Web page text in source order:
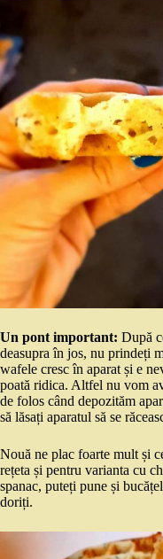
Un pont important: După
deasupra în jos, nu prindeți
wafele cresc în aparat și e
poată ridica. Altfel nu vom
de folos când depozităm
să lăsați aparatul să se
Nouă ne plac foarte mult și
rețeta și pentru varianta cu
spanac, puteți pune și
doriți.